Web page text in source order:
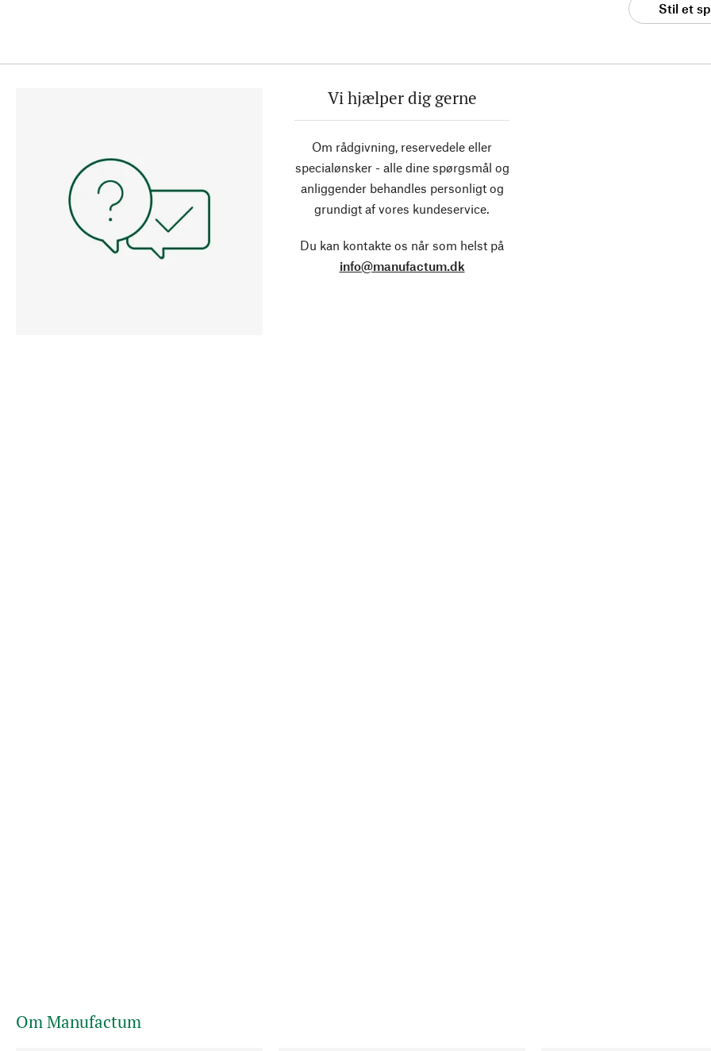
Stil et
Vi hjælper dig gerne
Om rådgivning, reservedele eller
specialønsker - alle dine spørgsmål og
anliggender behandles personligt og
grundigt af vores kundeservice.
Du kan kontakte os når som helst på
info@manufactum.dk
Om Manufactum